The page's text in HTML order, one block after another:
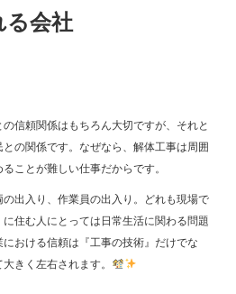
る会社
信頼関係はもちろん大切ですが、それと
の関係です。なぜなら、解体工事は周囲
ことが難しい仕事だからです。
出入り、作業員の出入り。どれも現場で
住む人にとっては日常生活に関わる問題
おける信頼は『工事の技術』だけでな
きく左右されます。